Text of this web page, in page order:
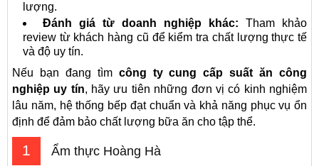
lượng.
Đánh giá từ doanh nghiệp khác: Tham khảo
review từ khách hàng cũ để kiểm tra chất lượng thực tế
và độ uy tín.
Nếu bạn đang tìm công ty cung cấp suất ăn công
nghiệp uy tín, hãy ưu tiên những đơn vị có kinh nghiệm
lâu năm, hệ thống bếp đạt chuẩn và khả năng phục vụ ổn
định để đảm bảo chất lượng bữa ăn cho tập thể.
1 Ẩm thực Hoàng Hà